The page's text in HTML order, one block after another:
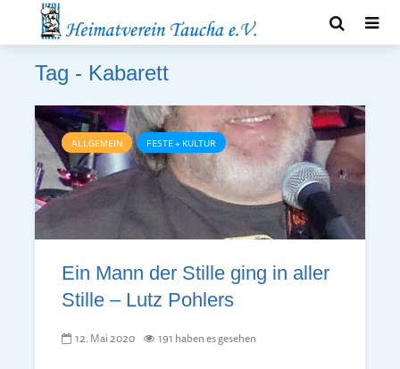
Tag - Kabarett
ALLGEMEIN FESTE + KULTUR
Ein Mann der Stille ging in aller
Stille – Lutz Pohlers
12. Mai 2020 191 haben es gesehen